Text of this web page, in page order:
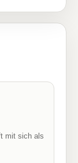
mit sich als